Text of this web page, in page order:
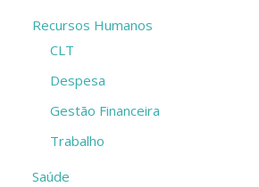
Recursos Humanos
CLT
Despesa
Gestão Financeira
Trabalho
Saúde